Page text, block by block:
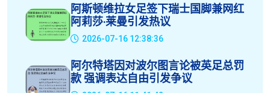
阿斯顿维拉女足签下瑞士国脚兼网红
阿莉莎·莱曼引发热议
2026-07-16 12:38:36
阿尔特塔因对波尔图言论被英足总罚
款 强调表达自由引发争议